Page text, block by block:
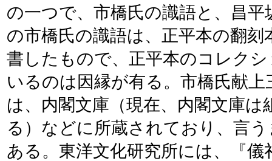
の一つで、市橋氏の識語と、昌
の市橋氏の識語は、正平本の翻
書したもので、正平本のコレク
いるのは因縁が有る。市橋氏献
は、内閣文庫（現在、内閣文庫
る）などに所蔵されており、言
ある。東洋文化研究所には、『儀